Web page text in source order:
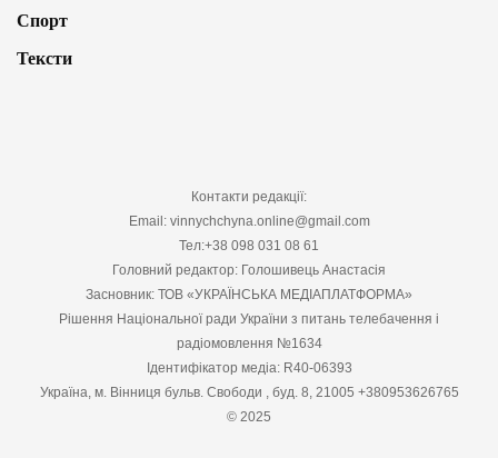
Спорт
Тексти
Контакти редакції:
Email: vinnychchyna.online@gmail.com
Тел:+38 098 031 08 61
Головний редактор: Голошивець Анастасія
Засновник: ТОВ «УКРАЇНСЬКА МЕДІАПЛАТФОРМА»
Рішення Національної ради України з питань телебачення і
радіомовлення №1634
Ідентифікатор медіа: R40-06393
Україна, м. Вінниця бульв. Свободи , буд. 8, 21005 +380953626765
© 2025